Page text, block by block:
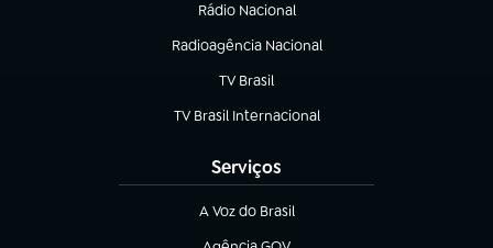
Rádio Nacional
Radioagência Nacional
(abre em nova aba)
TV Brasil
(abre em nova aba)
TV Brasil Internacional
(abre em nova aba)
Serviços
A Voz do Brasil
(abre em nova aba)